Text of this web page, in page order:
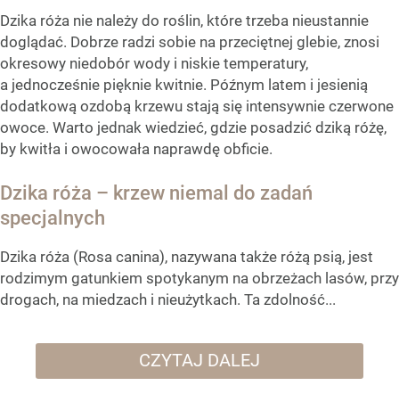
Dzika róża nie należy do roślin, które trzeba nieustannie
doglądać. Dobrze radzi sobie na przeciętnej glebie, znosi
okresowy niedobór wody i niskie temperatury,
a jednocześnie pięknie kwitnie. Późnym latem i jesienią
dodatkową ozdobą krzewu stają się intensywnie czerwone
owoce. Warto jednak wiedzieć, gdzie posadzić dziką różę,
by kwitła i owocowała naprawdę obficie.
Dzika róża – krzew niemal do zadań
specjalnych
Dzika róża (Rosa canina), nazywana także różą psią, jest
rodzimym gatunkiem spotykanym na obrzeżach lasów, przy
drogach, na miedzach i nieużytkach. Ta zdolność...
CZYTAJ DALEJ